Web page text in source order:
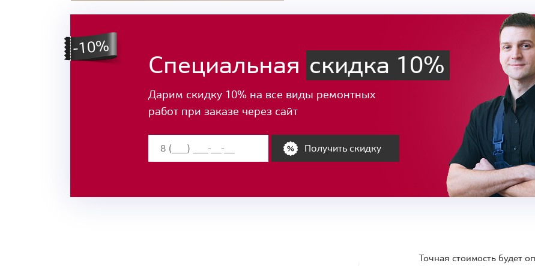
Специальная скидка 10%
Дарим скидку 10% на все виды ремонтных
работ при заказе через сайт
Получить скидку
Точная стоимость будет